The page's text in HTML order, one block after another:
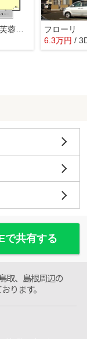
サンシャイン玉芙蓉Ｃ棟
フローリ
6.3万円 /
で共有する
取、島根周辺の
ります。